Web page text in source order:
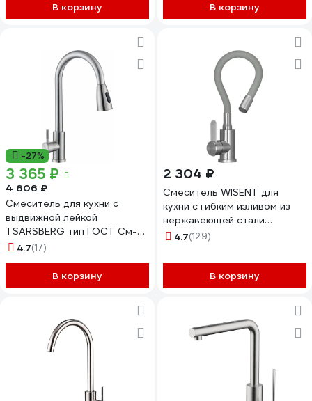
В корзину В корзину
-27%
3 365 ₽
4 606 ₽
Смеситель для кухни с
выдвижной лейкой
TSARSBERG тип ГОСТ См-
МОЦБИвА TSB-123-001
4.7(17)
В корзину
2 304 ₽
Смеситель WISENT для
кухни с гибким изливом из
нержавеющей стали
W74004-9
4.7(129)
В корзину